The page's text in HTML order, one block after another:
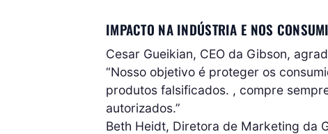
IMPACTO NA INDÚSTRIA E NOS
Cesar Gueikian, CEO da Gibson,
“Nosso objetivo é proteger os
produtos falsificados. , compre
autorizados.”
Beth Heidt, Diretora de Marketing da